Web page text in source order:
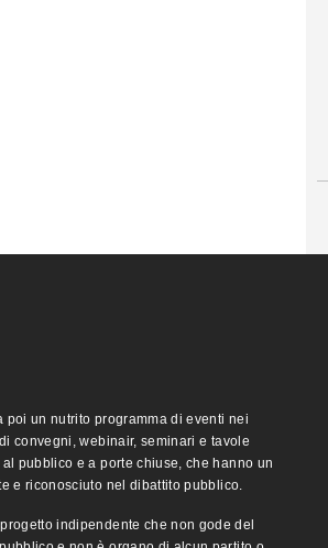
poi un nutrito programma di eventi nei
convegni, webinair, seminari e tavole
pubblico e a porte chiuse, che hanno un
e riconosciuto nel dibattito pubblico.
indipendente che non gode del